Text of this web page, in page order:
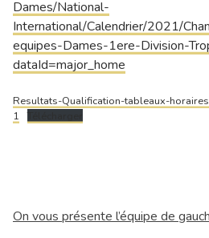
Dames/National-
International/Calendrier/2021/
equipes-Dames-1ere-Division-
dataId=major_home
Resultats-Qualification-tableaux-
1 Télécharger
On vous présente l’équipe de